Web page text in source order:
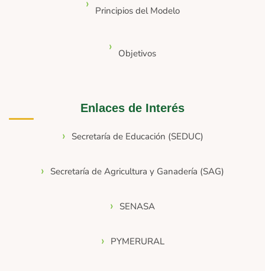
Principios del Modelo
Objetivos
Enlaces de Interés
Secretaría de Educación (SEDUC)
Secretaría de Agricultura y Ganadería (SAG)
SENASA
PYMERURAL